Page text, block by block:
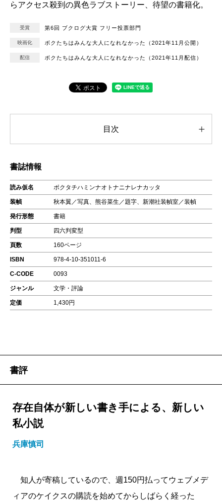
らアクセス殺到の異色ラブストーリー、待望の書籍化。
受賞 第6回 ブクログ大賞 フリー投票部門
映画化 ボクたちはみんな大人になれなかった（2021年11月公開）
配信 ボクたちはみんな大人になれなかった（2021年11月配信）
目次
書誌情報
読み仮名 ボクタチハミンナオトナニナレナカッタ
装幀 秋本翼／写真、熊谷菜生／題字、新潮社装幀室／装幀
発行形態 書籍
判型 四六判変型
頁数 160ページ
ISBN 978-4-10-351011-6
C-CODE 0093
ジャンル 文学・評論
定価 1,430円
書評
存在自体が新しい書き手による、新しい
私小説
兵庫慎司
知人が寄稿しているので、週150円払ってウェブメデ
ィアのケイクスの購読を始めてからしばらく経った